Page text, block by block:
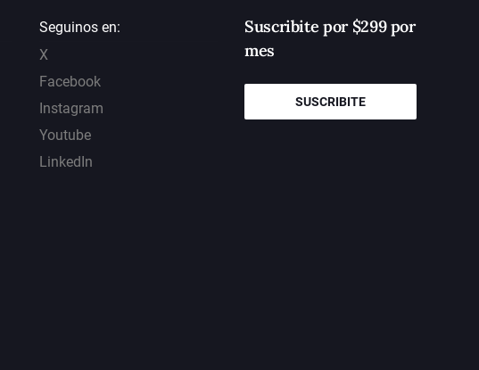
Seguinos en:
X
Facebook
Instagram
Youtube
LinkedIn
Suscribite por $299 por
mes
SUSCRIBITE